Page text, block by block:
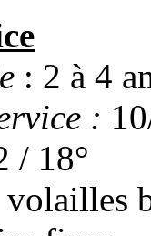
: 2 à 4
:
/ 18°
volailles